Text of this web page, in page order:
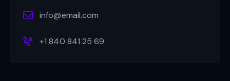
info@email.com
+1 840 841 25 69